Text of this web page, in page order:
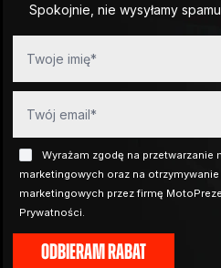
Spokojnie, nie wysyłamy
Wyrażam zgodę na
marketingowych oraz na
marketingowych przez firmę
Prywatności.
ODBIERAM RABAT